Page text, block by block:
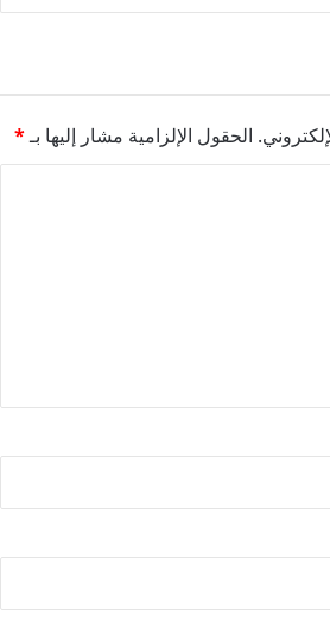
الحقول الإلزامية مشار إليها بـ*